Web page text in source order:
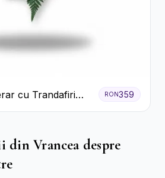
cu Trandafiri
și Crini
RON359
din Vrancea despre